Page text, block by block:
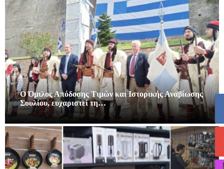
Ο Όμιλος Απόδοσης Τιμών και Ιστορικής Αναβίωσης
Σουλίου, ευχαριστεί τη…